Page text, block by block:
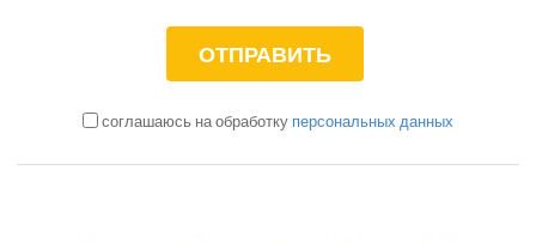
соглашаюсь на обработку персональных данных